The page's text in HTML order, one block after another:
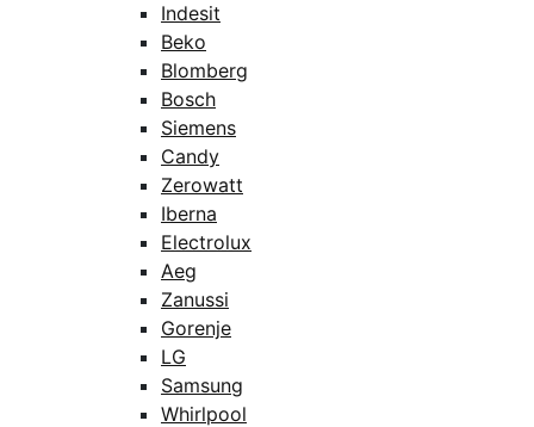
Indesit
Beko
Blomberg
Bosch
Siemens
Candy
Zerowatt
Iberna
Electrolux
Aeg
Zanussi
Gorenje
LG
Samsung
Whirlpool